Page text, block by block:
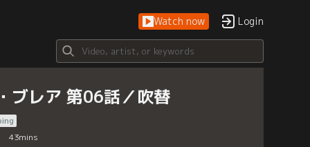
Watch now Login
ブレア 第06話／吹替
43mins